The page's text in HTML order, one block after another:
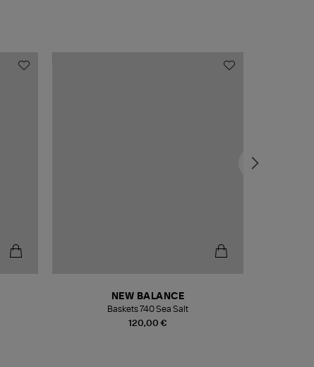
120,00 €
NEW BALANCE
Baskets 740 Sea Salt